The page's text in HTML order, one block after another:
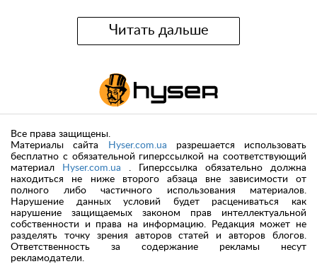
Читать дальше
Все права защищены.
Материалы сайта
Hyser.com.ua разрешается использовать
бесплатно с обязательной гиперссылкой на соответствующий
материал
Hyser.com.ua . Гиперссылка обязательно должна
находиться не ниже второго абзаца вне зависимости от
полного либо частичного использования материалов.
Нарушение данных условий будет расцениваться как
нарушение защищаемых законом прав интеллектуальной
собственности и права на информацию. Редакция может не
разделять точку зрения авторов статей и авторов блогов.
Ответственность за содержание рекламы несут
рекламодатели.